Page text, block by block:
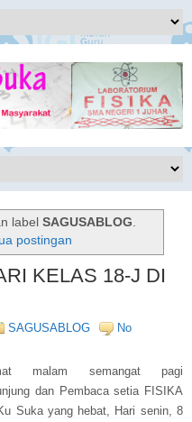
label SAGUSABLOG.
postingan
KELAS 18-J DI
SAGUSABLOG
No
malam semangat pagi
dan Pembaca setia FISIKA
Suka yang hebat, Hari senin, 8